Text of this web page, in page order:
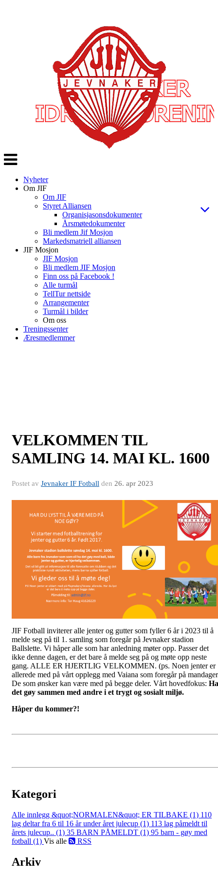
Veksle
navigasjon
Nyheter
Om JIF
Om JIF
Styret Alliansen
Organisjasonsdokumenter
Årsmøtedokumenter
Bli medlem Jif Mosjon
Markedsmatriell alliansen
JIF Mosjon
JIF Mosjon
Bli medlem JIF Mosjon
Finn oss på Facebook !
Alle turmål
TellTur nettside
Arrangementer
Turmål i bilder
Om oss
Treningssenter
Æresmedlemmer
VELKOMMEN TIL
SAMLING 14. MAI KL. 1600
Postet av Jevnaker IF Fotball den 26. apr 2023
JIF Fotball inviterer alle jenter og gutter som fyller 6 år i 2023 til å
melde seg på til 1. samling som foregår på Jevnaker stadion
Ballslette. Vi håper alle som har anledning møter opp. Passer det
ikke denne dagen, er det bare å melde seg på og møte opp neste
gang. ALLE ER HJERTLIG VELKOMMEN. (ps. Noen jenter er
allerede med på vårt opplegg med Vaiana som foregår på
De som ønsker kan være med på begge deler. Vårt hovedfokus: Ha
det gøy sammen med andre i et trygt og sosialt miljø.
Håper du kommer?!
Kategori
Alle innlegg &quot;NORMALEN&quot; ER TILBAKE (1) 110
lag deltar fra 6 til 16 år under året julecup (1) 113 lag påmeldt til
årets julecup.. (1) 35 BARN PÅMELDT (1) 95 barn - gøy med
fotball (1) Vis alle RSS
Arkiv